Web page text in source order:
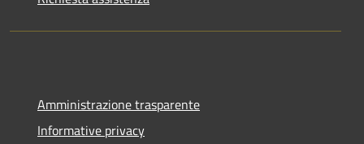
Amministrazione trasparente
Informative privacy